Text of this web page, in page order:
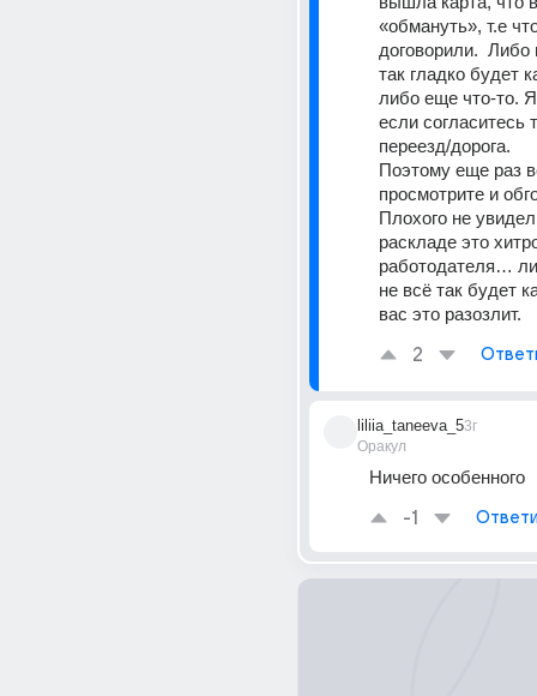
«обмануть», т.е
договорили.  Либо
так гладко будет
либо еще что-то.
если согласитесь
переезд/дорога.
Поэтому еще раз
просмотрите и
Плохого не
раскладе это
работодателя…
не всё так будет
вас это разозлит.
2
liliia_taneeva_5
Оракул
3г
Ничего особенного
-1